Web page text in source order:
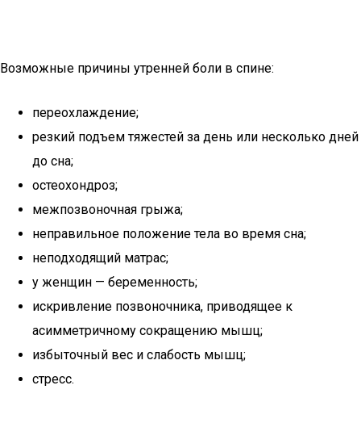
Возможные причины утренней боли в спине:
переохлаждение;
резкий подъем тяжестей за день или несколько дней
до сна;
остеохондроз;
межпозвоночная грыжа;
неправильное положение тела во время сна;
неподходящий матрас;
у женщин — беременность;
искривление позвоночника, приводящее к
асимметричному сокращению мышц;
избыточный вес и слабость мышц;
стресс.